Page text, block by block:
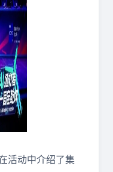
活动中介绍了集